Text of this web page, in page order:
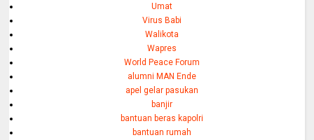
Umat
Virus Babi
Walikota
Wapres
World Peace Forum
alumni MAN Ende
apel gelar pasukan
banjir
bantuan beras kapolri
bantuan rumah